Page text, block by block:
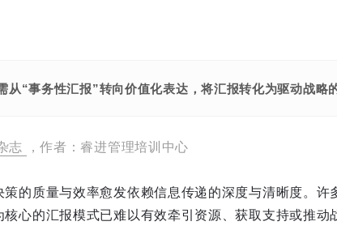
从“事务性汇报”转向价值化表达，将汇报转化为驱动战略
志 ，作者：睿进管理培训中心
的质量与效率愈发依赖信息传递的深度与清晰度。许
心的汇报模式已难以有效牵引资源、获取支持或推动